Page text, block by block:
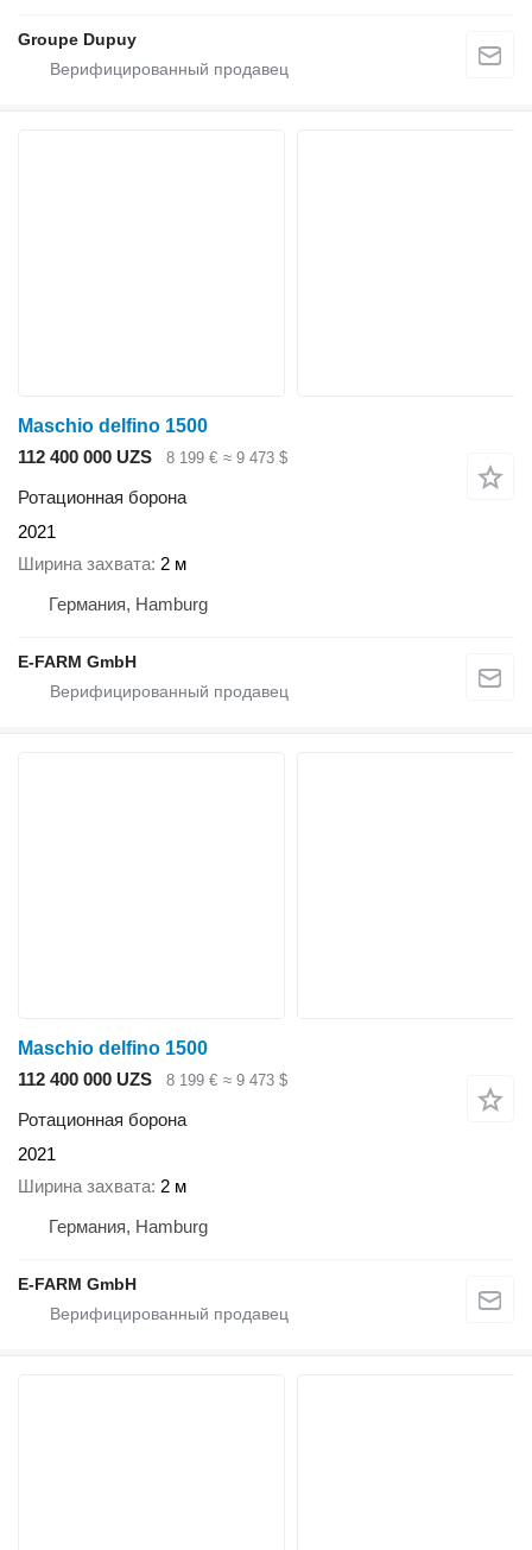
Groupe Dupuy
Maschio delfino 1500
112 400 000 UZS
8 199 € ≈ 9 473 $
Ротационная борона
2021
Ширина захвата 2 м
Германия, Hamburg
E-FARM GmbH
Maschio delfino 1500
112 400 000 UZS
8 199 € ≈ 9 473 $
Ротационная борона
2021
Ширина захвата 2 м
Германия, Hamburg
E-FARM GmbH